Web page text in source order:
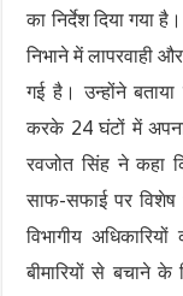
का निर्देश दिया गया
निभाने में लापरवाही
गई है। उन्होंने
करके 24 घंटों में अपना
रवजोत सिंह ने कहा
साफ-सफाई पर
विभागीय
बीमारियों से बचाने